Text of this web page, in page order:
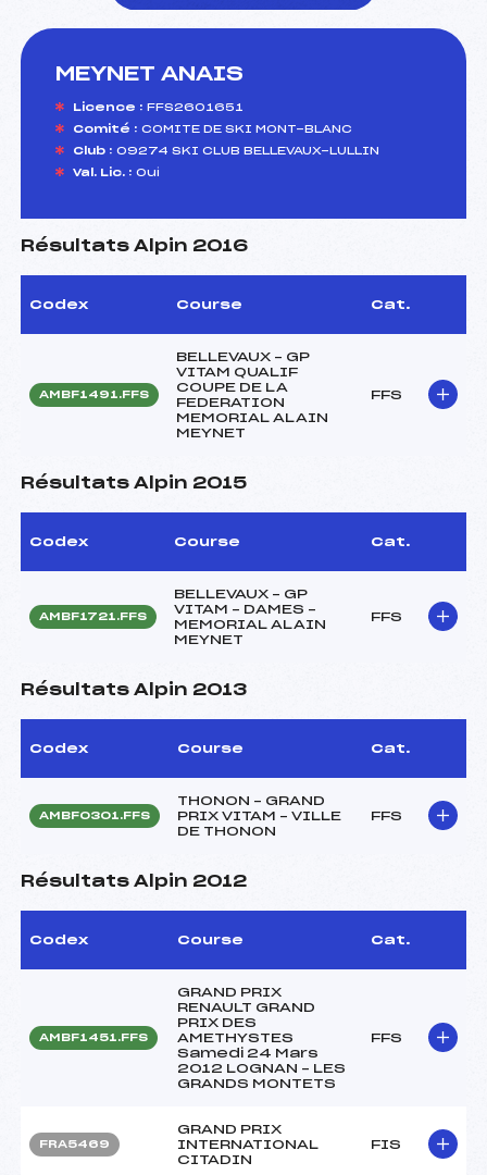
MEYNET ANAIS
Licence : FFS2601651
Comité : COMITE DE SKI MONT-BLANC
Club : 09274 SKI CLUB BELLEVAUX-LULLIN
Val. Lic. : Oui
Résultats Alpin 2016
Codex Course Cat.
AMBF1491.FFS
BELLEVAUX – GP
VITAM QUALIF
COUPE DE LA
FEDERATION
MEMORIAL ALAIN
MEYNET
FFS
Résultats Alpin 2015
Codex Course Cat.
AMBF1721.FFS
BELLEVAUX – GP
VITAM – DAMES –
MEMORIAL ALAIN
MEYNET
FFS
Résultats Alpin 2013
Codex Course Cat.
AMBF0301.FFS
THONON – GRAND
PRIX VITAM – VILLE
DE THONON
FFS
Résultats Alpin 2012
Codex Course Cat.
AMBF1451.FFS
GRAND PRIX
RENAULT GRAND
PRIX DES
AMETHYSTES
Samedi 24 Mars
2012 LOGNAN – LES
GRANDS MONTETS
FFS
FRA5469
GRAND PRIX
INTERNATIONAL
CITADIN
FIS